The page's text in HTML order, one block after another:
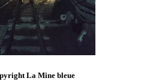
La Mine bleue